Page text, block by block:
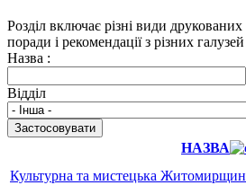
Розділ включає різні види
поради і рекомендації з різних
Назва :
Відділ
НАЗВА
Культурна та мистецька